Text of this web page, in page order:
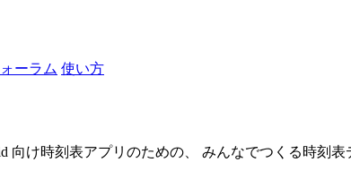
ーラム 使い方
け時刻表アプリのための、 みんなでつくる時刻表